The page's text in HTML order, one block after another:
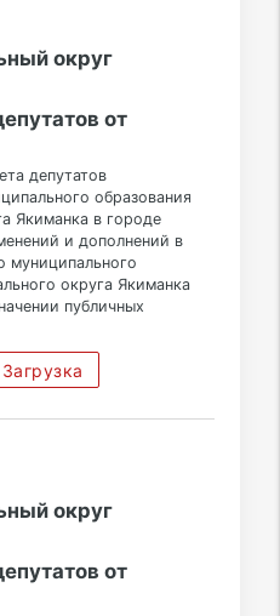
округ
от
депутатов
образования
Якиманка в городе
и дополнений в
муниципального
округа Якиманка
публичных
Загрузка
округ
от